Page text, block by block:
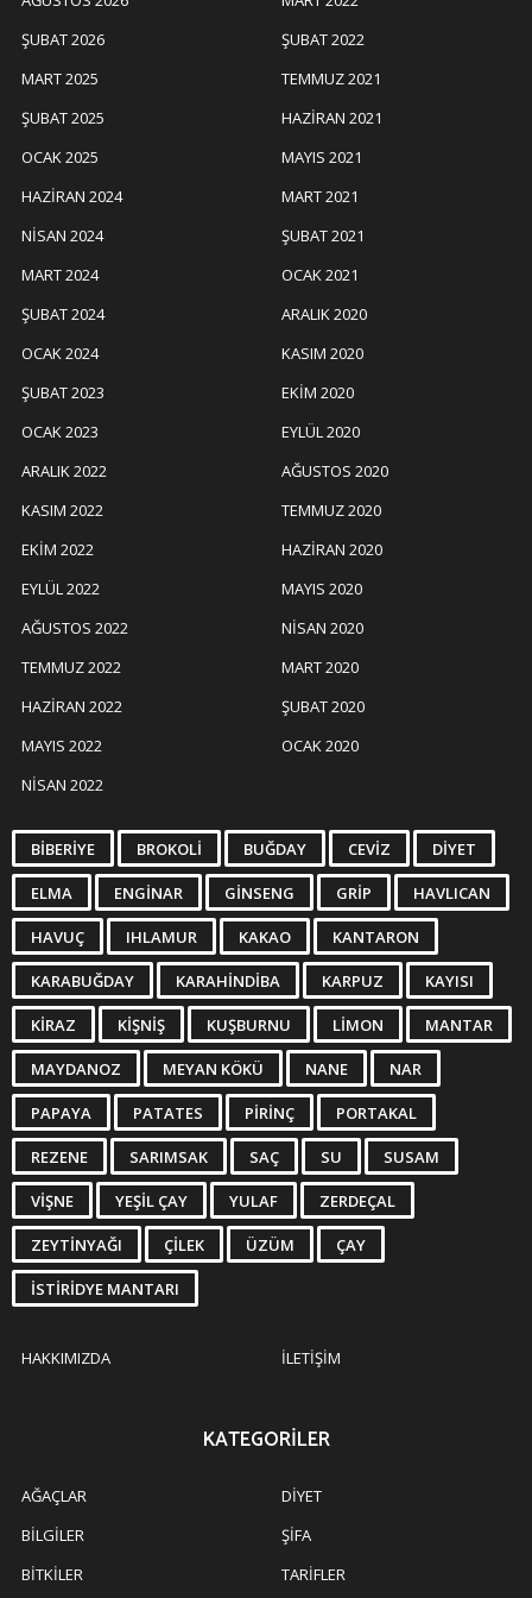
ŞUBAT 2026
MART 2025
ŞUBAT 2025
OCAK 2025
HAZIRAN 2024
NISAN 2024
MART 2024
ŞUBAT 2024
OCAK 2024
ŞUBAT 2023
OCAK 2023
ARALIK 2022
KASIM 2022
EKIM 2022
EYLÜL 2022
AĞUSTOS 2022
TEMMUZ 2022
HAZIRAN 2022
MAYIS 2022
NISAN 2022
ŞUBAT 2022
TEMMUZ 2021
HAZIRAN 2021
MAYIS 2021
MART 2021
ŞUBAT 2021
OCAK 2021
ARALIK 2020
KASIM 2020
EKIM 2020
EYLÜL 2020
AĞUSTOS 2020
TEMMUZ 2020
HAZIRAN 2020
MAYIS 2020
NISAN 2020
MART 2020
ŞUBAT 2020
OCAK 2020
BIBERIYE BROKOLI BUĞDAY CEVIZ DIYET
ELMA ENGINAR GINSENG GRIP HAVLICAN
HAVUÇ IHLAMUR KAKAO KANTARON
KARABUĞDAY KARAHINDIBA KARPUZ KAYISI
KIRAZ KIŞNIŞ KUŞBURNU LIMON MANTAR
MAYDANOZ MEYAN KÖKÜ NANE NAR
PAPAYA PATATES PIRINÇ PORTAKAL
REZENE SARIMSAK SAÇ SU SUSAM
VIŞNE YEŞIL ÇAY YULAF ZERDEÇAL
ZEYTINYAĞI ÇILEK ÜZÜM ÇAY
İSTIRIDYE MANTARI
HAKKIMIZDA İLETIŞIM
KATEGORILER
AĞAÇLAR
BILGILER
BITKILER
DIYET
ŞIFA
TARIFLER